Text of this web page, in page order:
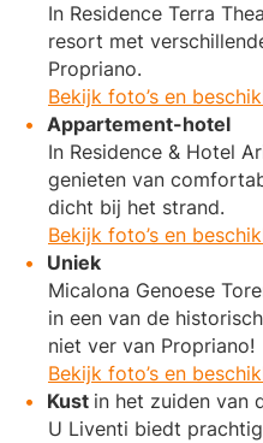
In Residence Terra
resort met
Propriano.
Bekijk foto’s en
Appartement-hotel
In Residence & Hotel
genieten van
dicht bij het strand.
Bekijk foto’s en
Uniek
Micalona Genoese
in een van de
niet ver van Propriano!
Bekijk foto’s en
Kust in het zuiden van
U Liventi biedt